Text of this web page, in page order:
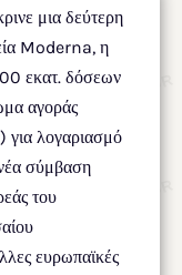
μια δεύτερη
Moderna, η
εκατ. δόσεων
αγοράς
για λογαριασμό
σύμβαση
του
ευρωπαϊκές